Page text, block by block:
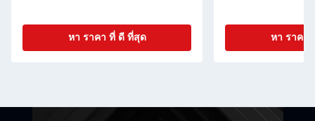
หา ราคา ที่ ดี ที่สุด หา ราคา